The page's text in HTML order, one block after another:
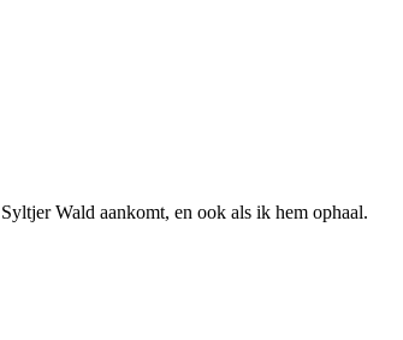
Wald aankomt, en ook als ik hem ophaal.